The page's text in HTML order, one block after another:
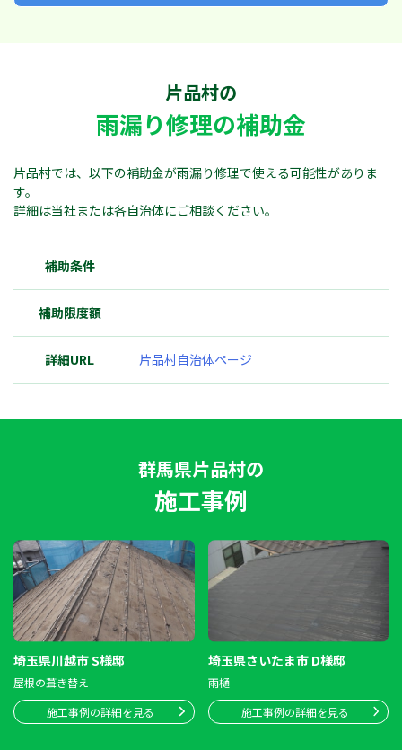
片品村の
雨漏り修理の補助金
片品村では、以下の補助金が雨漏り修理で使える可能性がありま
す。
詳細は当社または各自治体にご相談ください。
補助条件
補助限度額
詳細URL 片品村自治体ページ
群馬県片品村の
施工事例
埼玉県川越市 S様邸
屋根の葺き替え
施工事例の詳細を見る
埼玉県さいたま市 D様邸
雨樋
施工事例の詳細を見る